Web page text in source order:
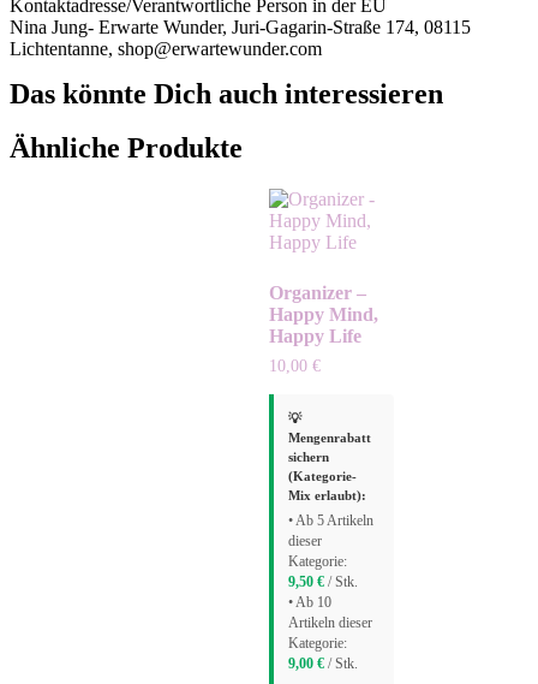
Kontaktadresse/Verantwortliche Person in der EU
Nina Jung- Erwarte Wunder, Juri-Gagarin-Straße 174, 08115
Lichtentanne, shop@erwartewunder.com
Das könnte Dich auch interessieren
Ähnliche Produkte
Organizer –
Happy Mind,
Happy Life
10,00 €
💡
Mengenrabatt
sichern
(Kategorie-
Mix erlaubt):
• Ab 5 Artikeln
dieser
Kategorie:
9,50 € / Stk.
• Ab 10
Artikeln dieser
Kategorie:
9,00 € / Stk.